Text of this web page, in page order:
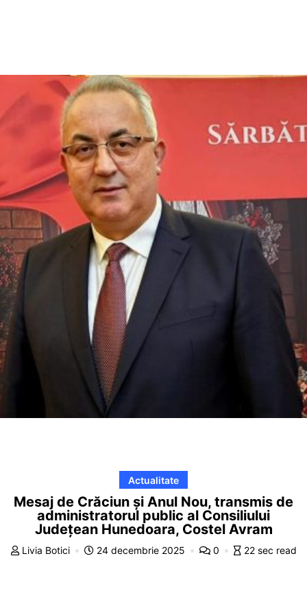
Actualitate
Mesaj de Crăciun și Anul Nou, transmis de
administratorul public al Consiliului
Județean Hunedoara, Costel Avram
Livia Botici 24 decembrie 2025 0 22 sec read